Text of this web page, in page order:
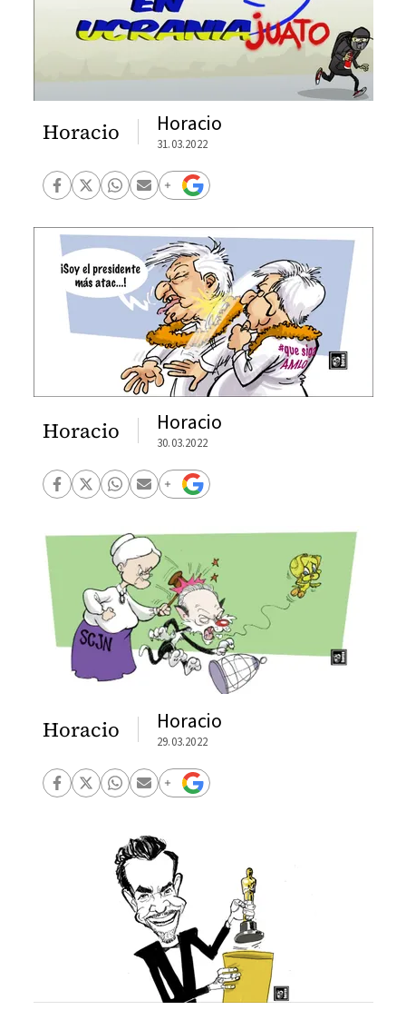
Horacio Horacio
31.03.2022
Horacio Horacio
30.03.2022
Horacio Horacio
29.03.2022